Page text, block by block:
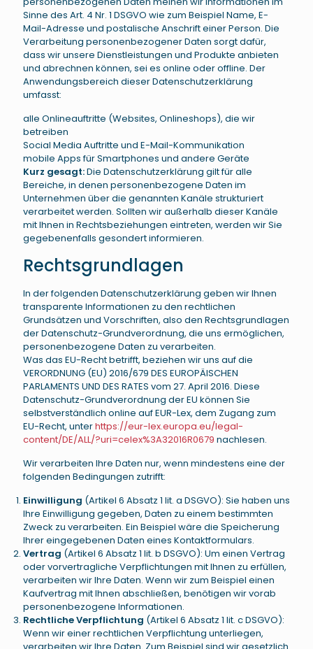
Sinne des Art. 4 Nr. 1 DSGVO wie zum Beispiel Name, E-
Mail-Adresse und postalische Anschrift einer Person. Die
Verarbeitung personenbezogener Daten sorgt dafür,
dass wir unsere Dienstleistungen und Produkte anbieten
und abrechnen können, sei es online oder offline. Der
Anwendungsbereich dieser Datenschutzerklärung
umfasst:
alle Onlineauftritte (Websites, Onlineshops), die wir
betreiben
Social Media Auftritte und E-Mail-Kommunikation
mobile Apps für Smartphones und andere Geräte
Kurz gesagt:Die Datenschutzerklärung gilt für alle
Bereiche, in denen personenbezogene Daten im
Unternehmen über die genannten Kanäle strukturiert
verarbeitet werden. Sollten wir außerhalb dieser Kanäle
mit Ihnen in Rechtsbeziehungen eintreten, werden wir Sie
gegebenenfalls gesondert informieren.
Rechtsgrundlagen
In der folgenden Datenschutzerklärung geben wir Ihnen
transparente Informationen zu den rechtlichen
Grundsätzen und Vorschriften, also den Rechtsgrundlagen
der Datenschutz-Grundverordnung, die uns ermöglichen,
personenbezogene Daten zu verarbeiten.
Was das EU-Recht betrifft, beziehen wir uns auf die
VERORDNUNG (EU) 2016/679 DES EUROPÄISCHEN
PARLAMENTS UND DES RATES vom 27. April 2016. Diese
Datenschutz-Grundverordnung der EU können Sie
selbstverständlich online auf EUR-Lex, dem Zugang zum
EU-Recht, unterhttps://eur-lex.europa.eu/legal-
content/DE/ALL/?uri=celex%3A32016R0679 nachlesen.
Wir verarbeiten Ihre Daten nur, wenn mindestens eine der
folgenden Bedingungen zutrifft:
Einwilligung (Artikel 6 Absatz 1 lit. a DSGVO): Sie haben uns
Ihre Einwilligung gegeben, Daten zu einem bestimmten
Zweck zu verarbeiten. Ein Beispiel wäre die Speicherung
Ihrer eingegebenen Daten eines Kontaktformulars.
Vertrag (Artikel 6 Absatz 1 lit. b DSGVO): Um einen Vertrag
oder vorvertragliche Verpflichtungen mit Ihnen zu erfüllen,
verarbeiten wir Ihre Daten. Wenn wir zum Beispiel einen
Kaufvertrag mit Ihnen abschließen, benötigen wir vorab
personenbezogene Informationen.
Rechtliche Verpflichtung (Artikel 6 Absatz 1 lit. c DSGVO):
Wenn wir einer rechtlichen Verpflichtung unterliegen,